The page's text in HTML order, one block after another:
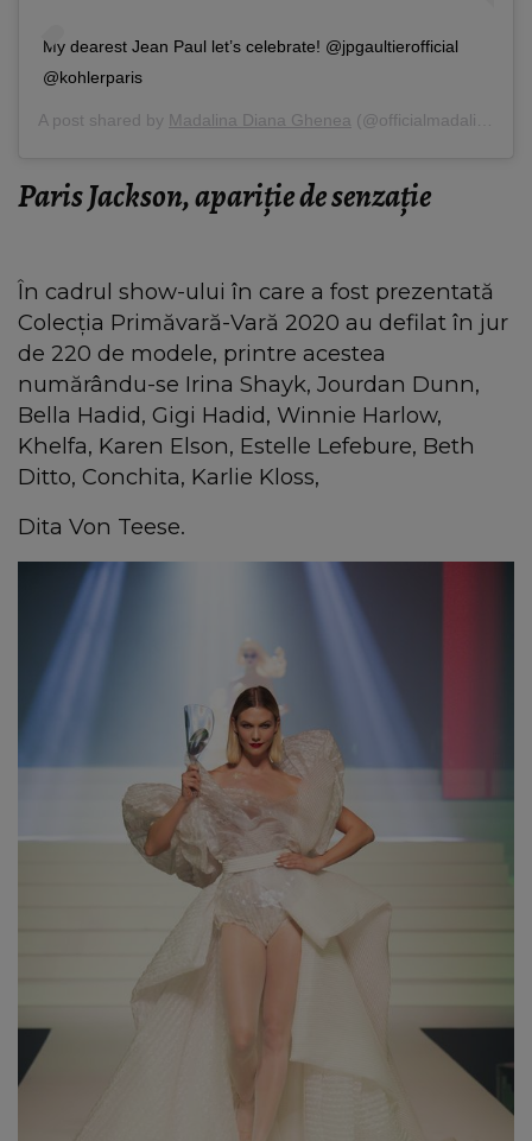
My dearest Jean Paul let’s celebrate! @jpgaultierofficial
@kohlerparis
A post shared by Madalina Diana Ghenea (@officialmadalinaghenea) on
Paris Jackson, apariție de senzație
În cadrul show-ului în care a fost prezentată
Colecţia Primăvară-Vară 2020 au defilat în jur
de 220 de modele, printre acestea
numărându-se Irina Shayk, Jourdan Dunn,
Bella Hadid, Gigi Hadid, Winnie Harlow,
Khelfa, Karen Elson, Estelle Lefebure, Beth
Ditto, Conchita, Karlie Kloss,
Dita Von Teese.